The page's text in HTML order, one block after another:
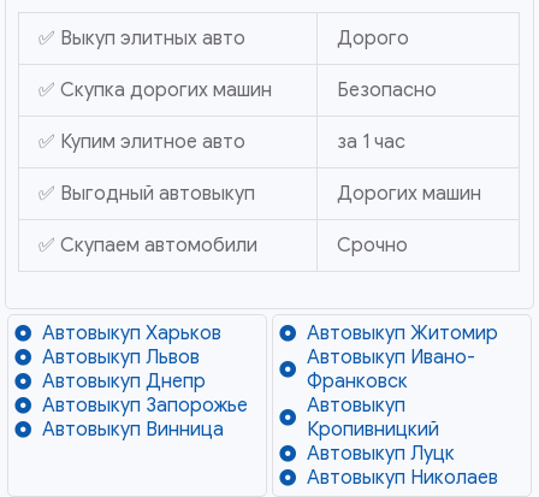
✅ Выкуп элитных авто Дорого
✅ Скупка дорогих машин Безопасно
✅ Купим элитное авто за 1 час
✅ Выгодный автовыкуп Дорогих машин
✅ Скупаем автомобили Срочно
Автовыкуп Харьков
Автовыкуп Львов
Автовыкуп Днепр
Автовыкуп Запорожье
Автовыкуп Винница
Автовыкуп Житомир
Автовыкуп Ивано-
Франковск
Автовыкуп
Кропивницкий
Автовыкуп Луцк
Автовыкуп Николаев